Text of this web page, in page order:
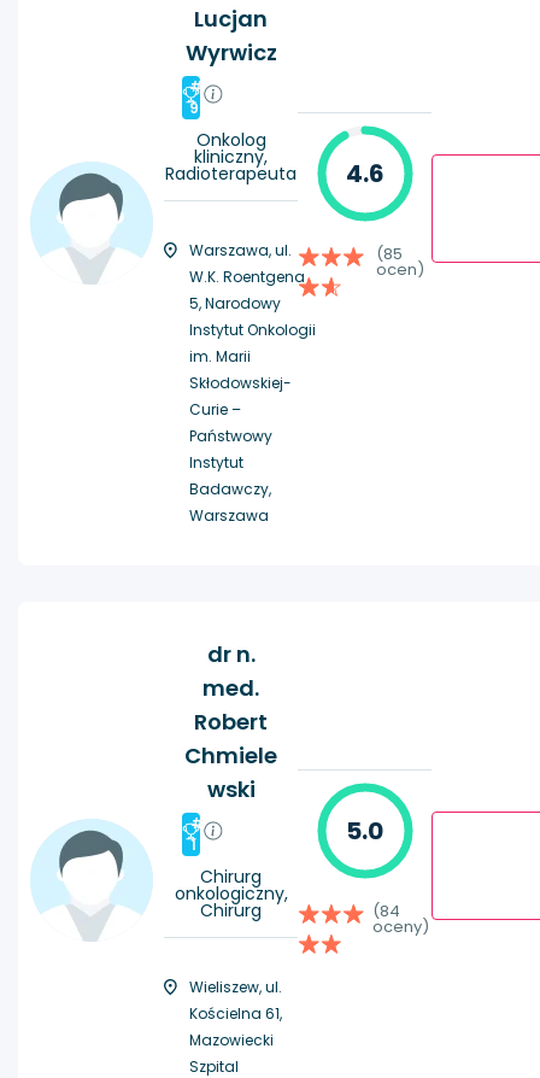
Lucjan
Wyrwicz
#
9
Onkolog
kliniczny,
Radioterapeuta
Warszawa, ul.
W.K. Roentgena
5, Narodowy
Instytut Onkologii
im. Marii
Skłodowskiej-
Curie –
Państwowy
Instytut
Badawczy,
Warszawa
4.6
(85
ocen)
dr n.
med.
Robert
Chmiele
wski
#
1
Chirurg
onkologiczny,
Chirurg
Wieliszew, ul.
Kościelna 61,
Mazowiecki
Szpital
5.0
(84
oceny)